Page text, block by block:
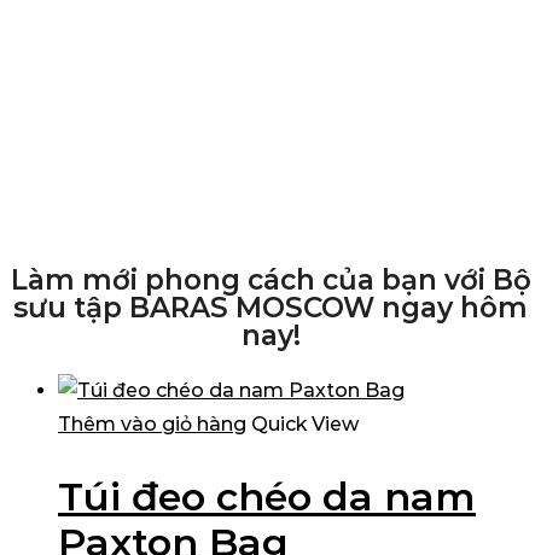
Làm mới phong cách của bạn với Bộ
sưu tập BARAS MOSCOW ngay hôm
nay!
Thêm vào giỏ hàng Quick View
Túi đeo chéo da nam
Paxton Bag